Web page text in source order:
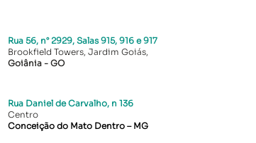
Rua 56, n° 2929, Salas 915, 916 e 917
Brookfield Towers, Jardim Goiás,
Goiânia - GO
Rua Daniel de Carvalho, n 136
Centro
Conceição do Mato Dentro – MG